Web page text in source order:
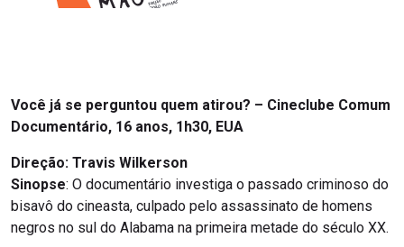
Você já se perguntou quem atirou? – Cineclube Comum
Documentário, 16 anos, 1h30, EUA
Direção: Travis Wilkerson
Sinopse: O documentário investiga o passado criminoso do
bisavô do cineasta, culpado pelo assassinato de homens
negros no sul do Alabama na primeira metade do século XX.